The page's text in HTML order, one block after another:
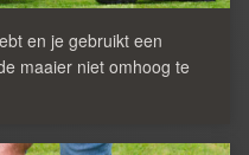
en je gebruikt een
maaier niet omhoog te